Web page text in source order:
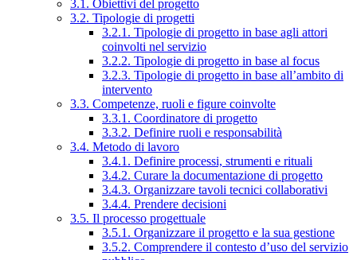
3.1. Obiettivi del progetto
3.2. Tipologie di progetti
3.2.1. Tipologie di progetto in base agli attori
coinvolti nel servizio
3.2.2. Tipologie di progetto in base al focus
3.2.3. Tipologie di progetto in base all’ambito di
intervento
3.3. Competenze, ruoli e figure coinvolte
3.3.1. Coordinatore di progetto
3.3.2. Definire ruoli e responsabilità
3.4. Metodo di lavoro
3.4.1. Definire processi, strumenti e rituali
3.4.2. Curare la documentazione di progetto
3.4.3. Organizzare tavoli tecnici collaborativi
3.4.4. Prendere decisioni
3.5. Il processo progettuale
3.5.1. Organizzare il progetto e la sua gestione
3.5.2. Comprendere il contesto d’uso del servizio